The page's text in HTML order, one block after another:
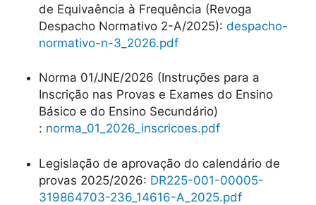
de Equivaência à Frequência (Revoga
Despacho Normativo 2-A/2025): despacho-
normativo-n-3_2026.pdf
Norma 01/JNE/2026 (Instruções para a
Inscrição nas Provas e Exames do Ensino
Básico e do Ensino Secundário)
: norma_01_2026_inscricoes.pdf
Legislação de aprovação do calendário de
provas 2025/2026: DR225-001-00005-
319864703-236_14616-A_2025.pdf